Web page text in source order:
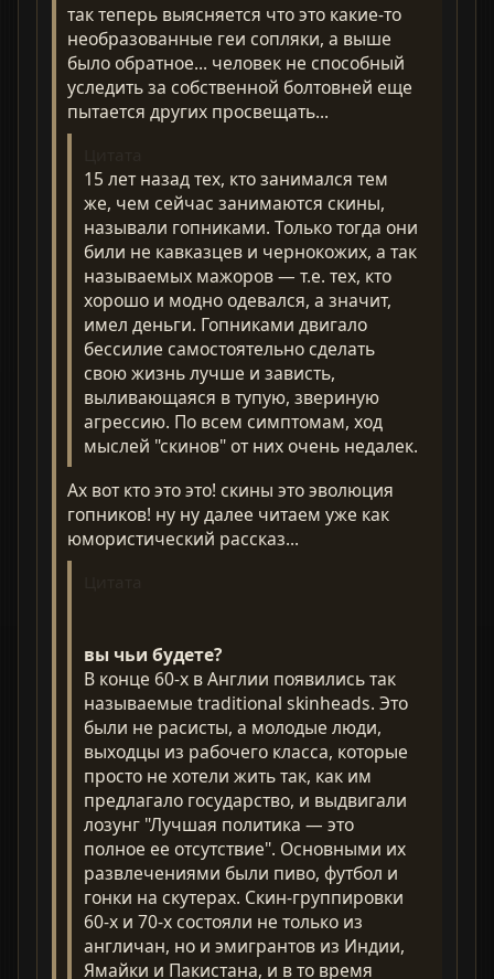
так теперь выясняется что это какие-то
необразованные геи сопляки, а выше
было обратное... человек не способный
уследить за собственной болтовней еще
пытается других просвещать...
15 лет назад тех, кто занимался тем
же, чем сейчас занимаются скины,
называли гопниками. Только тогда они
били не кавказцев и чернокожих, а так
называемых мажоров — т.е. тех, кто
хорошо и модно одевался, а значит,
имел деньги. Гопниками двигало
бессилие самостоятельно сделать
свою жизнь лучше и зависть,
выливающаяся в тупую, звериную
агрессию. По всем симптомам, ход
мыслей "скинов" от них очень недалек.
Ах вот кто это это! скины это эволюция
гопников! ну ну далее читаем уже как
юмористический рассказ...
вы чьи будете?
В конце 60-х в Англии появились так
называемые traditional skinheads. Это
были не расисты, а молодые люди,
выходцы из рабочего класса, которые
просто не хотели жить так, как им
предлагало государство, и выдвигали
лозунг "Лучшая политика — это
полное ее отсутствие". Основными их
развлечениями были пиво, футбол и
гонки на скутерах. Cкин-группировки
60-х и 70-х состояли не только из
англичан, но и эмигрантов из Индии,
Ямайки и Пакистана, и в то время